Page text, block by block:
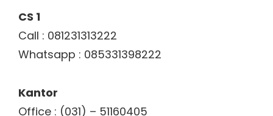
CS 1
Call : 081231313222
Whatsapp : 085331398222
Kantor
Office : (031) – 51160405